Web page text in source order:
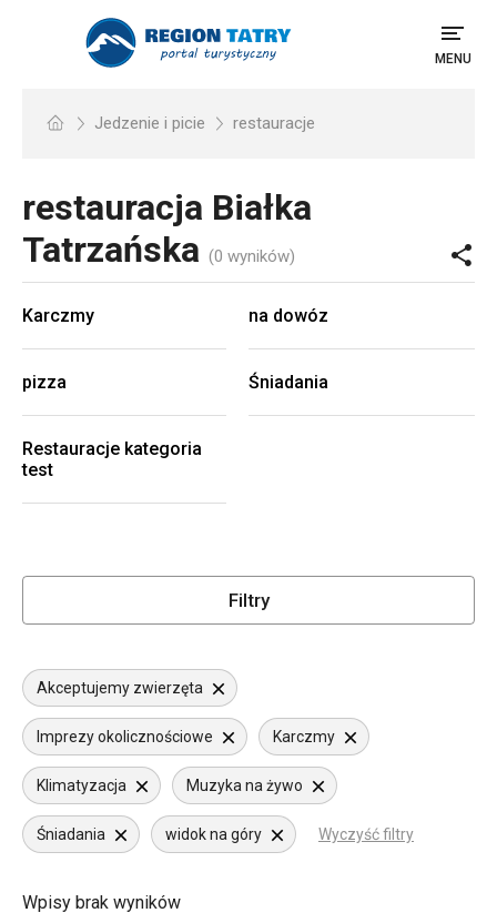
MENU
Jedzenie i picie restauracje
restauracja Białka
Tatrzańska (0 wyników)
Karczmy na dowóz
pizza Śniadania
Restauracje kategoria
test
Filtry
Akceptujemy zwierzęta
Imprezy okolicznościowe Karczmy
Klimatyzacja Muzyka na żywo
Śniadania widok na góry Wyczyść filtry
Wpisy brak wyników